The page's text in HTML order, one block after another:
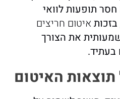
תופעות לוואי
איטום חריצים
את הצורך
בעתיד.
האיטום